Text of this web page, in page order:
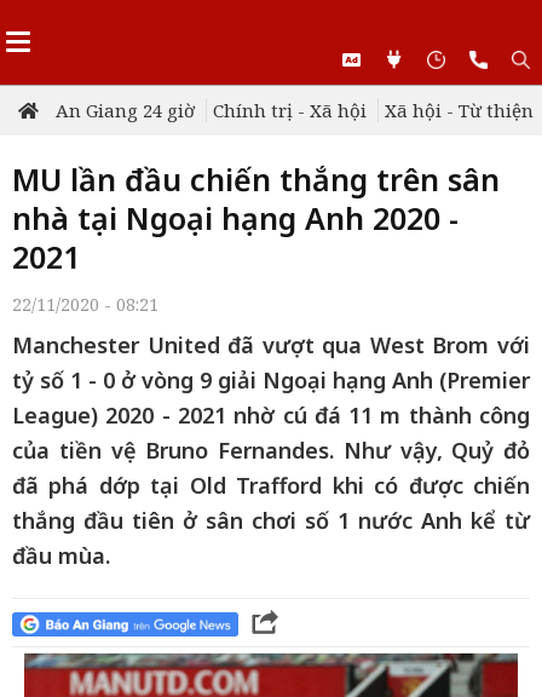
An Giang 24 giờ Chính trị - Xã hội Xã hội - Từ thiện
MU lần đầu chiến thắng trên sân
nhà tại Ngoại hạng Anh 2020 -
2021
22/11/2020 - 08:21
Manchester United đã vượt qua West Brom với
tỷ số 1 - 0 ở vòng 9 giải Ngoại hạng Anh (Premier
League) 2020 - 2021 nhờ cú đá 11 m thành công
của tiền vệ Bruno Fernandes. Như vậy, Quỷ đỏ
đã phá dớp tại Old Trafford khi có được chiến
thắng đầu tiên ở sân chơi số 1 nước Anh kể từ
đầu mùa.